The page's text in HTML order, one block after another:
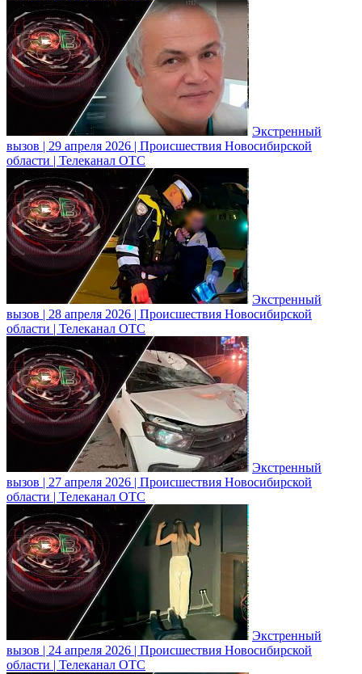
Экстренный
вызов | 29 апреля 2026 | Происшествия Новосибирской
области | Телеканал ОТС
Экстренный
вызов | 28 апреля 2026 | Происшествия Новосибирской
области | Телеканал ОТС
Экстренный
вызов | 27 апреля 2026 | Происшествия Новосибирской
области | Телеканал ОТС
Экстренный
вызов | 24 апреля 2026 | Происшествия Новосибирской
области | Телеканал ОТС